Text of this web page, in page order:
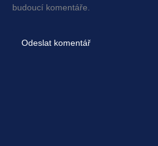
budoucí komentáře.